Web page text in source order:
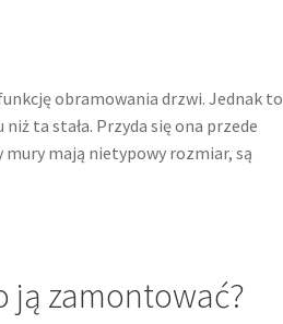
obramowania drzwi. Jednak to
ta stała. Przyda się ona przede
mają nietypowy rozmiar, są
ją zamontować?